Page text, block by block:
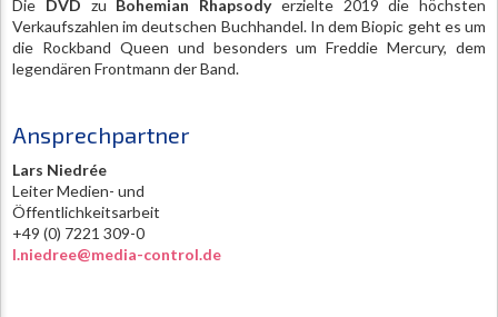
Die DVD zu Bohemian Rhapsody erzielte 2019 die höchsten
Verkaufszahlen im deutschen Buchhandel. In dem Biopic geht es um
die Rockband Queen und besonders um Freddie Mercury, dem
legendären Frontmann der Band.
Ansprechpartner
Lars Niedrée
Leiter Medien- und
Öffentlichkeitsarbeit
+49 (0) 7221 309-0
l.niedree@media-control.de